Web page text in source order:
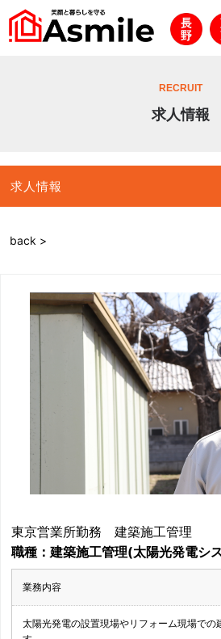
RECRUIT
求人情報
求人情報
back >
東京営業所勤務 建築施工管理
職種：建築施工管理(太陽光発電シ
業務内容
太陽光発電の設置現場やリフォーム現場での